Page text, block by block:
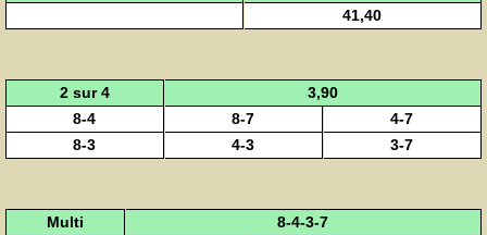
41,40
2 sur 4
3,90
8-4
8-7
4-7
8-3
4-3 3-7
Multi
8-4-3-7